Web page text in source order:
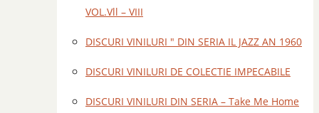
VOL.Vll – VIII
DISCURI VINILURI " DIN SERIA IL JAZZ AN 1960
DISCURI VINILURI DE COLECTIE IMPECABILE
DISCURI VINILURI DIN SERIA – Take Me Home